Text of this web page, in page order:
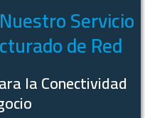
Servicio
de Red
la Conectividad